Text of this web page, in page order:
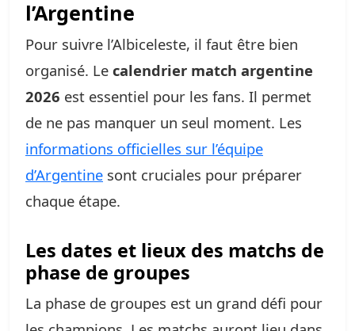
l’Argentine
Pour suivre l’Albiceleste, il faut être bien
organisé. Le calendrier match argentine
2026 est essentiel pour les fans. Il permet
de ne pas manquer un seul moment. Les
informations officielles sur l’équipe
d’Argentine sont cruciales pour préparer
chaque étape.
Les dates et lieux des matchs de
phase de groupes
La phase de groupes est un grand défi pour